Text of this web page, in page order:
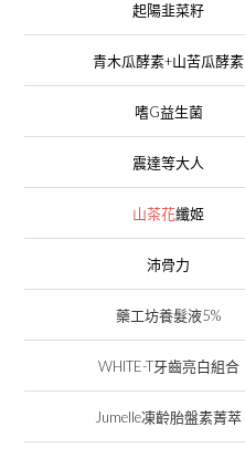
起陽韭菜籽
青木瓜酵素+山苦瓜酵素
嗜G益生菌
震達等大人
山茶花纖姬
沛骨力
藥工坊養髮液5%
WHITE-T牙齒亮白組合
Jumelle凍齡胎盤素菁萃